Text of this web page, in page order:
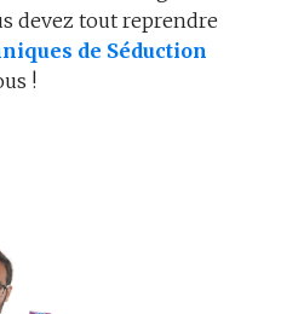
devez tout reprendre
de Séduction
!